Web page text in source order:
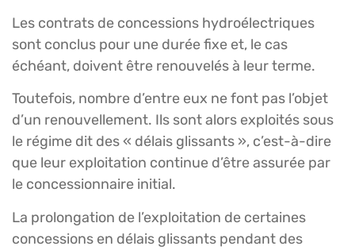
Les contrats de concessions hydroélectriques
sont conclus pour une durée fixe et, le cas
échéant, doivent être renouvelés à leur terme.
Toutefois, nombre d’entre eux ne font pas l’objet
d’un renouvellement. Ils sont alors exploités sous
le régime dit des « délais glissants », c’est-à-dire
que leur exploitation continue d’être assurée par
le concessionnaire initial.
La prolongation de l’exploitation de certaines
concessions en délais glissants pendant des